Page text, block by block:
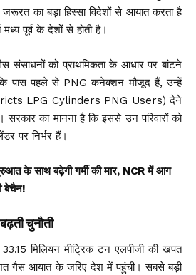
जरूरत का बड़ा हिस्सा विदेशों से आयात करता है
पूर्व के देशों से होती है।
संसाधनों को प्राथमिकता के आधार पर बांटने
के पास पहले से PNG कनेक्शन मौजूद हैं, उन्हें
LPG Cylinders PNG Users) देने
सरकार का मानना है कि इससे उन परिवारों को
पर निर्भर हैं।
के साथ बढ़ेगी गर्मी की मार, NCR में आग
बेचैन!
चुनौती
मिलियन मीट्रिक टन एलपीजी की खपत
गैस आयात के जरिए देश में पहुंची। सबसे बड़ी